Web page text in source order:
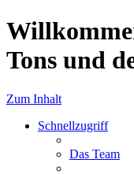
Tons und
Zum Inhalt
Schnellzugriff
Das Team